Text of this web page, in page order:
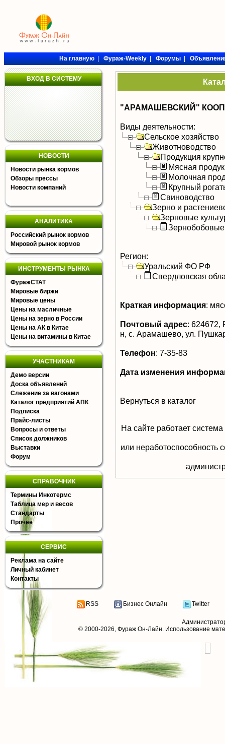
На главную|Фураж-Weekly|Форумы|
ВХОД В СИСТЕМУ
НОВОСТИ
Новости рынка кормов
Обзоры прессы
Новости компаний
АНАЛИТИКА
Российский рынок кормов
Мировой рынок кормов
ИНСТРУМЕНТЫ РЫНКА
ФуражСТАТ
Мировые биржи
Мировые цены
Цены на масличные
Цены на зерно в России
Цены на АК в Китае
Цены на витамины в Китае
УЧАСТНИКАМ
Демо версии
Доска объявлений
Слежение за вагонами
Каталог предприятий АПК
Подписка
Прайс-листы
Вопросы и ответы
Список должников
Выставки
Форум
СПРАВОЧНИК
Термины Инкотермс
Таблица мер и весов
Стандарты
Прочее
СЕРВИС
Реклама на сайте
Личный кабинет
Контакты
"АРАМАШЕВСКИЙ"
Виды деятельности:
Сельское хозяйство
Животноводство
Продукция
Мясная
Молочная
Крупный
Свиноводство
Зерно и
Зерновые
Зернобобовые
Регион:
Уральский ФО РФ
Свердловская
Краткая информация:
Почтовый адрес: 624672,
н, с. Арамашево, ул.
Телефон: 7-35-83
Дата изменения
Вернуться в каталог
На сайте работает
или неработоспособность
RSS Бизнес Онлайн Twitter
© 2000-2026, Фураж Он-Лайн. Использование